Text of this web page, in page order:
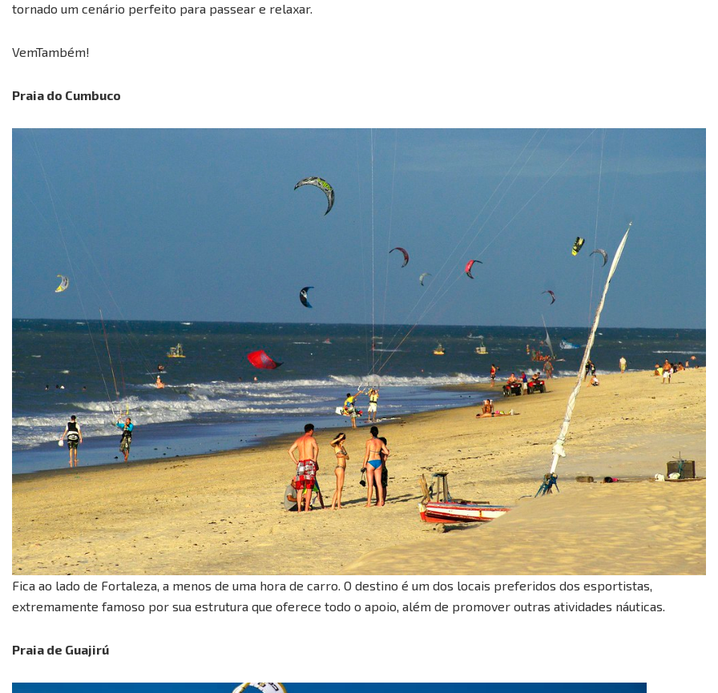
tornado um cenário perfeito para passear e relaxar.
VemTambém!
Praia do Cumbuco
Fica ao lado de Fortaleza, a menos de uma hora de carro. O destino é um dos locais preferidos dos esportistas,
extremamente famoso por sua estrutura que oferece todo o apoio, além de promover outras atividades náuticas.
Praia de Guajirú